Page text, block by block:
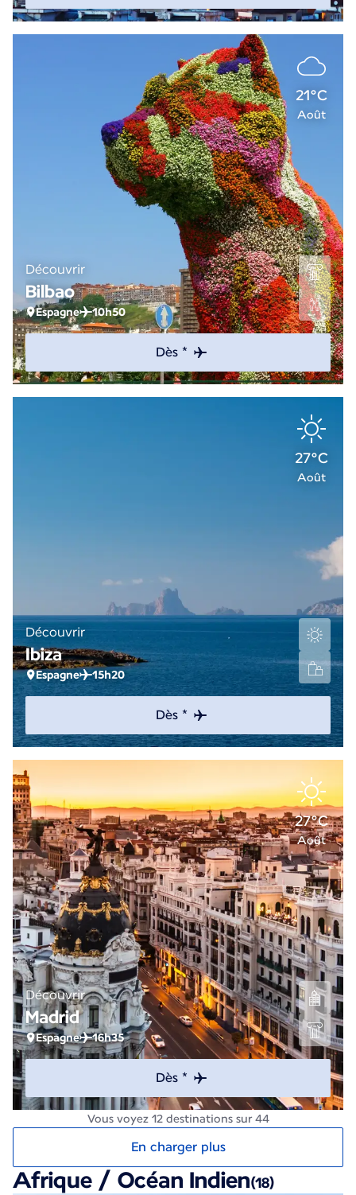
21°C
Août
Découvrir
Bilbao
Espagne 10h50
Dès *
27°C
Août
Découvrir
Ibiza
Espagne 15h20
Dès *
27°C
Août
Découvrir
Madrid
Espagne 16h35
Dès *
Vous voyez 12 destinations sur 44
En charger plus
Afrique / Océan Indien(18)